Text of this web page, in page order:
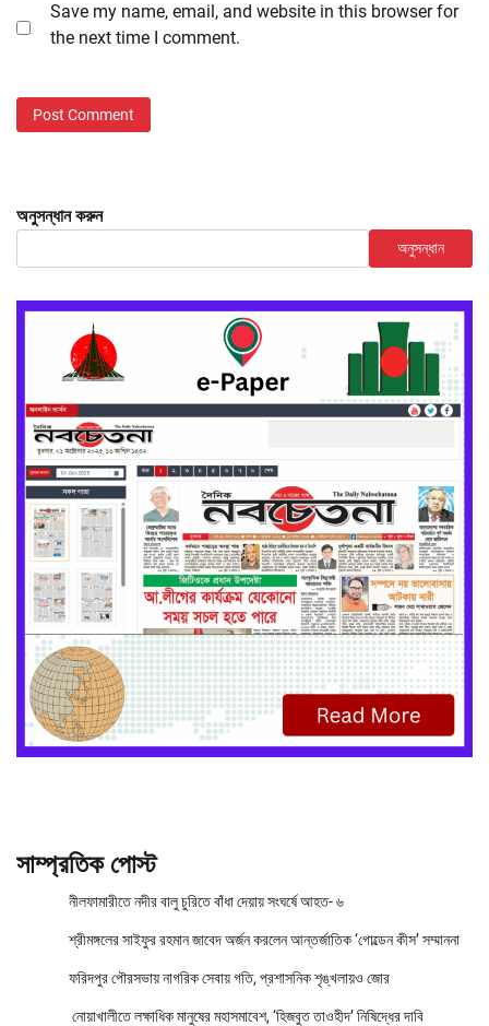
Save my name, email, and website in this browser for
the next time I comment.
অনুসন্ধান করুন
অনুসন্ধান
সাম্প্রতিক পোস্ট
নীলফামারীতে নদীর বালু চুরিতে বাঁধা দেয়ায় সংঘর্ষে আহত- ৬
শ্রীমঙ্গলের সাইফুর রহমান জাবেদ অর্জন করলেন আন্তর্জাতিক ‘গোল্ডেন কীস’ সম্মাননা
ফরিদপুর পৌরসভায় নাগরিক সেবায় গতি, প্রশাসনিক শৃঙ্খলায়ও জোর
নোয়াখালীতে লক্ষাধিক মানুষের মহাসমাবেশ, ‘হিজবুত তাওহীদ’ নিষিদ্ধের দাবি